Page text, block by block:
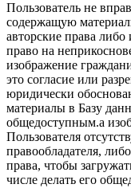
Пользователь не
содержащую
авторские права
право на
изображение
это согласие или
юридически
материалы в Базу
общедоступным.а
Пользователя
правообладателя,
права, чтобы
числе делать его